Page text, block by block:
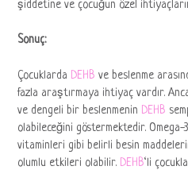
şiddetine ve çocuğun özel
Sonuç:
Çocuklarda DEHB ve beslenme
fazla araştırmaya ihtiyaç vardır.
ve dengeli bir beslenmenin DEHB
olabileceğini göstermektedir.
vitaminleri gibi belirli besin
olumlu etkileri olabilir. DEHB‘li